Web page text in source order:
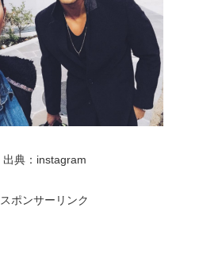
出典：instagram
スポンサーリンク